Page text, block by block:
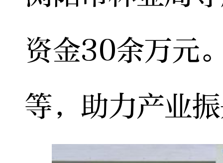
资金30余万元
等，助力产业